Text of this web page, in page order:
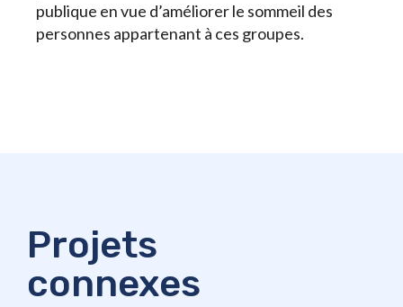
publique en vue d’améliorer le sommeil des
personnes appartenant à ces groupes.
Projets
connexes